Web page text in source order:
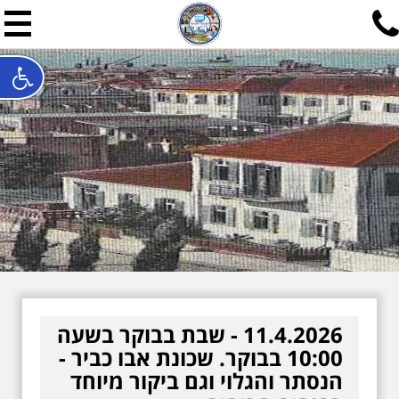
תל אביב שלי
תיור ישראלי בעריכת אילן
האתר המרכזי להיסטוריה של תל אביב ותולדות ארץ ישראל -
חייגו עכשיו:052-7747748
שלחו פנייה:ilan@mytelaviv.co.il
English עברית צור קשר
11.4.2026 - שבת בבוקר בשעה
10:00 בבוקר. שכונת אבו כביר -
הנסתר והגלוי וגם ביקור מיוחד